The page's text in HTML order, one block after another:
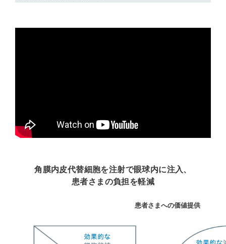
角膜内皮代替細胞を注射で眼球内に注入、
患者さまの負担を軽減
患者さまへの価値提供